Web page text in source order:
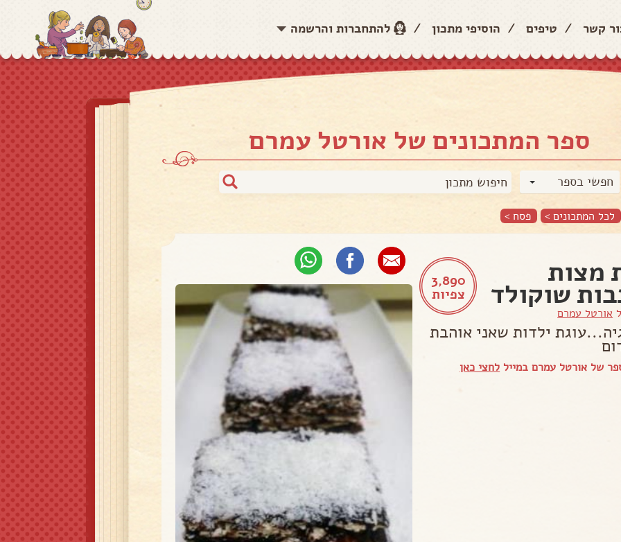
קשר / טיפים / הוסיפי מתכון / להתחברות והרשמה
ספר המתכונים של אורטל עמרם
חפשי בספר
לכל המתכונים > פסח >
3,890
צפיות
מצות
שוקולד
אורטל עמרם
ילדות שאני אוהבת
של אורטל עמרם במייל לחצי כאן